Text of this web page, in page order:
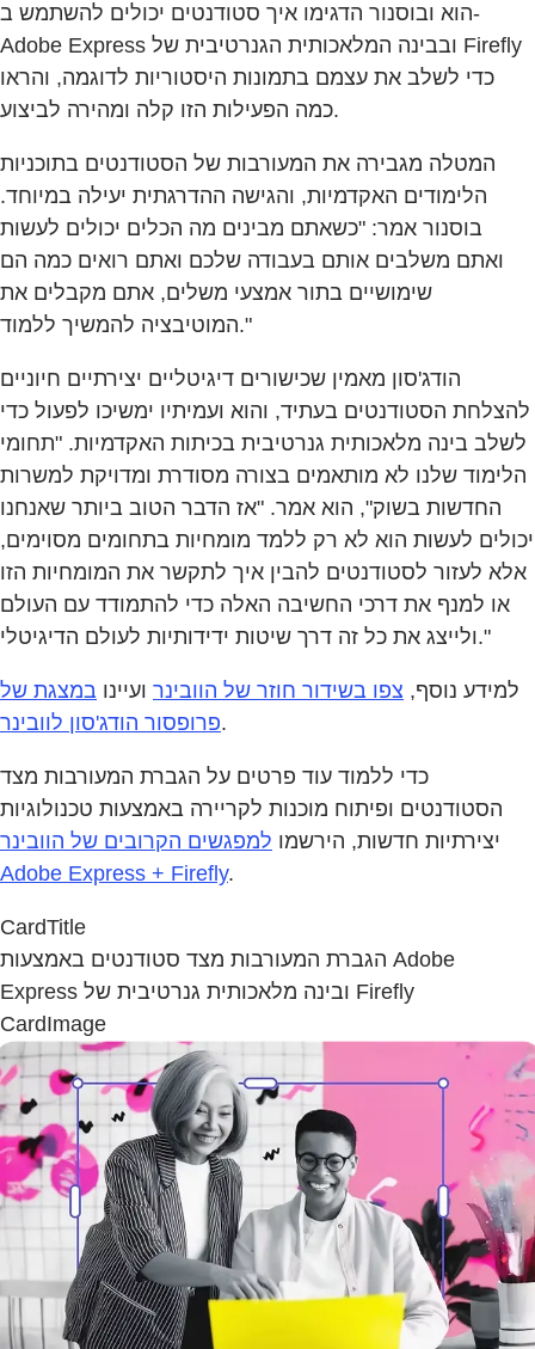
הוא ובוסנור הדגימו איך סטודנטים יכולים להשתמש ב-
Adobe Express ובבינה המלאכותית הגנרטיבית של Firefly
כדי לשלב את עצמם בתמונות היסטוריות לדוגמה, והראו
כמה הפעילות הזו קלה ומהירה לביצוע.
המטלה מגבירה את המעורבות של הסטודנטים בתוכניות
הלימודים האקדמיות, והגישה ההדרגתית יעילה במיוחד.
בוסנור אמר: "כשאתם מבינים מה הכלים יכולים לעשות
ואתם משלבים אותם בעבודה שלכם ואתם רואים כמה הם
שימושיים בתור אמצעי משלים, אתם מקבלים את
המוטיבציה להמשיך ללמוד."
הודג'סון מאמין שכישורים דיגיטליים יצירתיים חיוניים
להצלחת הסטודנטים בעתיד, והוא ועמיתיו ימשיכו לפעול כדי
לשלב בינה מלאכותית גנרטיבית בכיתות האקדמיות. "תחומי
הלימוד שלנו לא מותאמים בצורה מסודרת ומדויקת למשרות
החדשות בשוק", הוא אמר. "אז הדבר הטוב ביותר שאנחנו
יכולים לעשות הוא לא רק ללמד מומחיות בתחומים מסוימים,
אלא לעזור לסטודנטים להבין איך לתקשר את המומחיות הזו
או למנף את דרכי החשיבה האלה כדי להתמודד עם העולם
ולייצג את כל זה דרך שיטות ידידותיות לעולם הדיגיטלי."
למידע נוסף, צפו בשידור חוזר של הוובינר ועיינו במצגת של
פרופסור הודג'סון לוובינר.
כדי ללמוד עוד פרטים על הגברת המעורבות מצד
הסטודנטים ופיתוח מוכנות לקריירה באמצעות טכנולוגיות
יצירתיות חדשות, הירשמו למפגשים הקרובים של הוובינר
Adobe Express + Firefly.
CardTitle
הגברת המעורבות מצד סטודנטים באמצעות Adobe
Express ובינה מלאכותית גנרטיבית של Firefly
CardImage